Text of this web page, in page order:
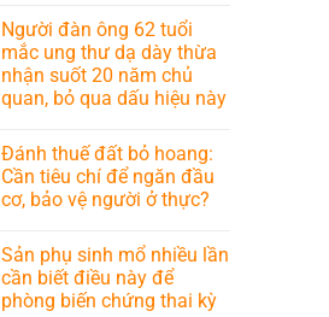
Người đàn ông 62 tuổi
mắc ung thư dạ dày thừa
nhận suốt 20 năm chủ
quan, bỏ qua dấu hiệu này
Đánh thuế đất bỏ hoang:
Cần tiêu chí để ngăn đầu
cơ, bảo vệ người ở thực?
Sản phụ sinh mổ nhiều lần
cần biết điều này để
phòng biến chứng thai kỳ